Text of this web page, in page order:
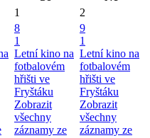
1 2
8
1
Letní kino na
fotbalovém
hřišti ve
Fryštáku
Zobrazit
všechny
záznamy ze
9
1
Letní kino na
fotbalovém
hřišti ve
Fryštáku
Zobrazit
všechny
záznamy ze